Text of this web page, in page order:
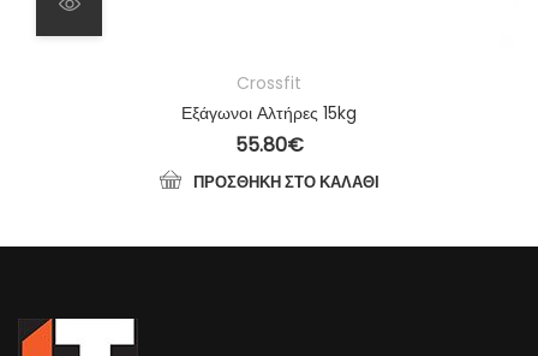
Crossfit
Εξάγωνοι Αλτήρες 15kg
55.80€
ΠΡΟΣΘΉΚΗ ΣΤΟ ΚΑΛΆΘΙ